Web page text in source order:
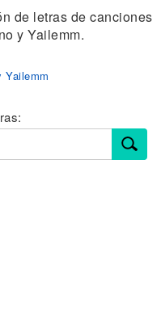
de letras de canciones
y Yailemm.
Yailemm